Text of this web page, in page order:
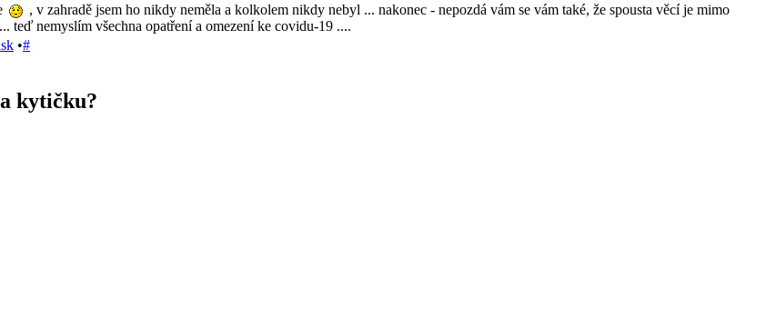
, v zahradě jsem ho nikdy neměla a kolkolem nikdy nebyl ... nakonec - nepozdá vám se vám také, že spousta věcí je mimo
teď nemyslím všechna opatření a omezení ke covidu-19 ....
•#
kytičku?